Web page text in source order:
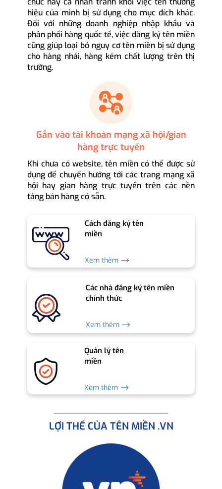
hiệu của mình bị sử dụng cho mục đích khác.
Đối với những doanh nghiệp nhập khẩu và
phân phối hàng quốc tế, việc đăng ký tên miền
cũng giúp loại bỏ nguy cơ tên miền bị sử dụng
cho hàng nhái, hàng kém chất lượng trên thị
trường.
Gắn vào tài khoản mạng xã hội/gian
hàng trực tuyến
Khi chưa có website, tên miền có thể được sử
dụng để chuyển hướng tới các trang mạng xã
hội hay gian hàng trực tuyến trên các nền
tảng bán hàng có sẵn.
Cách đăng ký tên
miền
Xem thêm ⟶
Các nhà đăng ký tên miền
chính thức
Xem thêm ⟶
Quản lý tên
miền
Xem thêm ⟶
LỢI THẾ CỦA TÊN MIỀN .VN